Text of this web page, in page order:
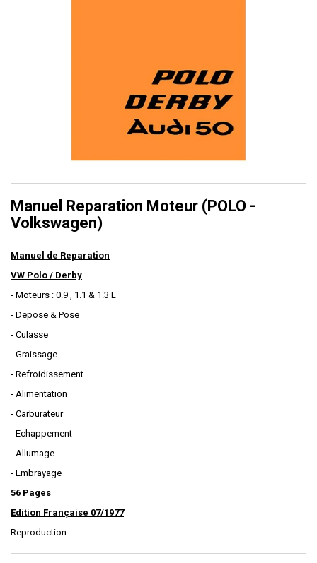
Manuel Reparation Moteur (POLO -
Volkswagen)
Manuel de Reparation
VW Polo / Derby
- Moteurs : 0.9 , 1.1 & 1.3 L
- Depose & Pose
- Culasse
- Graissage
- Refroidissement
- Alimentation
- Carburateur
- Echappement
- Allumage
- Embrayage
56 Pages
Edition Française 07/1977
Reproduction